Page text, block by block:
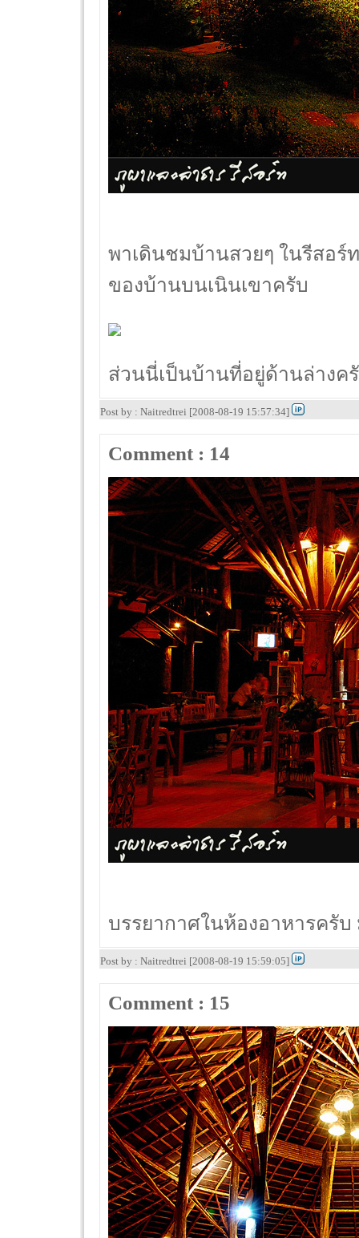
พาเดินชมบ้านสวยๆ ในรีสอ
ของบ้านบนเนินเขาครับ
ส่วนนี่เป็นบ้านที่อยู่ด้านล่างค
Post by : Naitredtrei [2008-08-19 15:57:34]
Comment : 14
บรรยากาศในห้องอาหารครั
Post by : Naitredtrei [2008-08-19 15:59:05]
Comment : 15